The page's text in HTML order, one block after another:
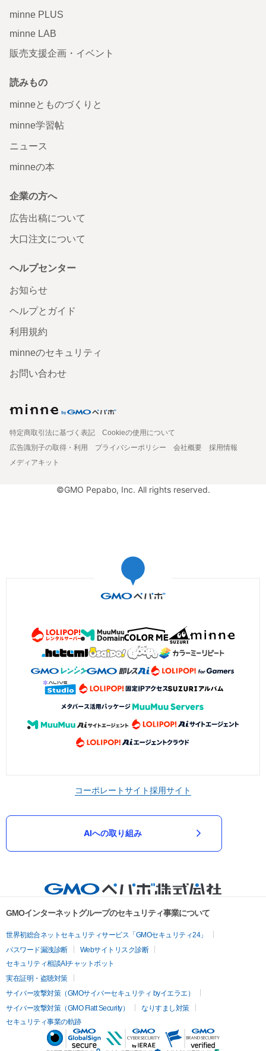
minne PLUS
minne LAB
販売支援企画・イベント
読みもの
minneとものづくりと
minne学習帖
ニュース
minneの本
企業の方へ
広告出稿について
大口注文について
ヘルプセンター
お知らせ
ヘルプとガイド
利用規約
minneのセキュリティ
お問い合わせ
特定商取引法に基づく表記
Cookieの使用について
広告識別子の取得・利用
プライバシーポリシー 会社概要
採用情報
メディアキット
©GMO Pepabo, Inc. All rights reserved.
コーポレートサイト採用サイト
AIへの取り組み
GMOインターネットグループのセキュリティ事業について
世界初総合ネットセキュリティサービス「GMOセキュリティ24」
パスワード漏洩診断
Webサイトリスク診断
セキュリティ相談AIチャットボット
実在証明・盗聴対策
サイバー攻撃対策（GMOサイバーセキュリティ byイエラエ）
サイバー攻撃対策（GMO Flatt Security）
なりすまし対策
セキュリティ事業の軌跡